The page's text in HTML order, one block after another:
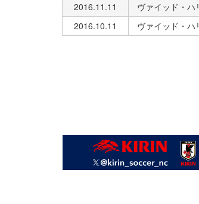
2016.11.11
ヴァイッド・ハ
2016.10.11
ヴァイッド・ハ